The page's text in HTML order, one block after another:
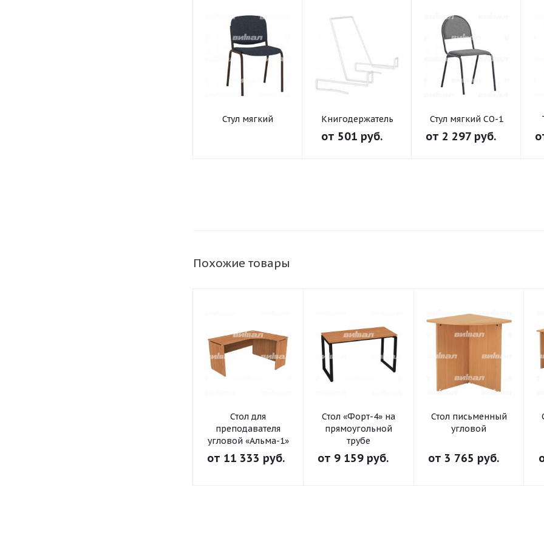
Стул мягкий
Книгодержатель
для стола
ученического
от 501 руб.
Стул мягкий СО-1
от 2 297 руб.
Похожие товары
Стол для
преподавателя
угловой «Альма-1»
от 11 333 руб.
Стол «Форт-4» на
прямоугольной
трубе
от 9 159 руб.
Стол письменный
угловой
от 3 765 руб.